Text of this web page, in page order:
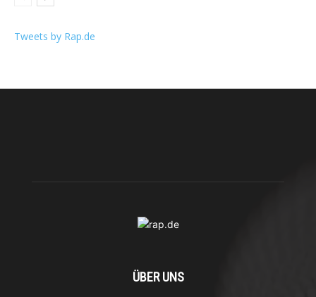
Tweets by Rap.de
ÜBER UNS